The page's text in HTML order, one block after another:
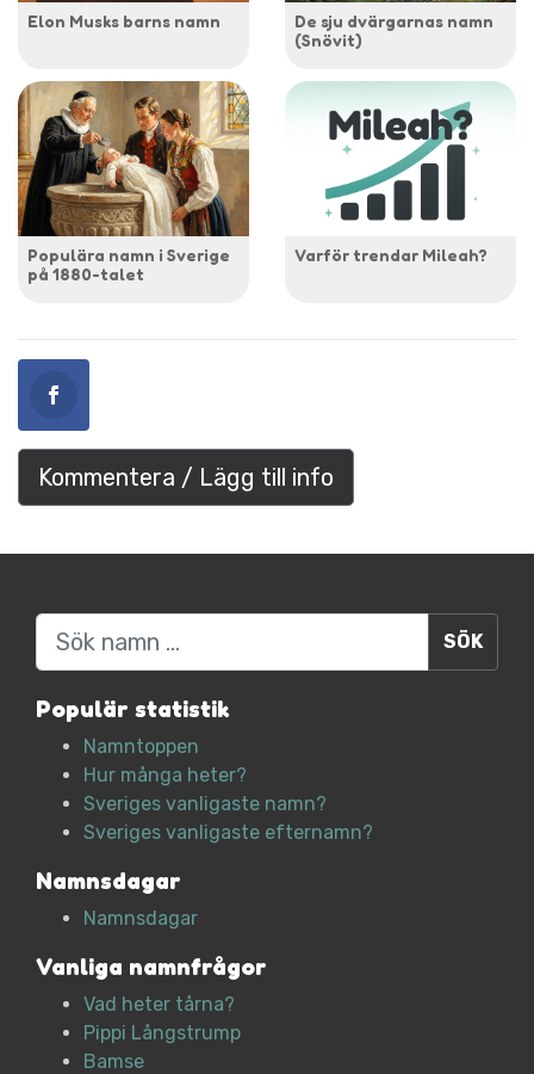
Elon Musks barns namn
De sju dvärgarnas namn
(Snövit)
Populära namn i Sverige
på 1880-talet
Varför trendar Mileah?
Kommentera / Lägg till info
Sök
Populär statistik
Namntoppen
Hur många heter?
Sveriges vanligaste namn?
Sveriges vanligaste efternamn?
Namnsdagar
Namnsdagar
Vanliga namnfrågor
Vad heter tårna?
Pippi Långstrump
Bamse